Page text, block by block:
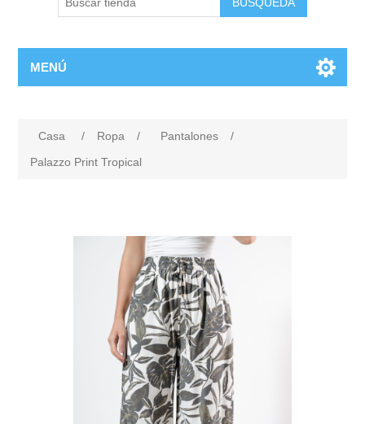
MENÚ
Casa / Ropa / Pantalones
/
Palazzo Print Tropical